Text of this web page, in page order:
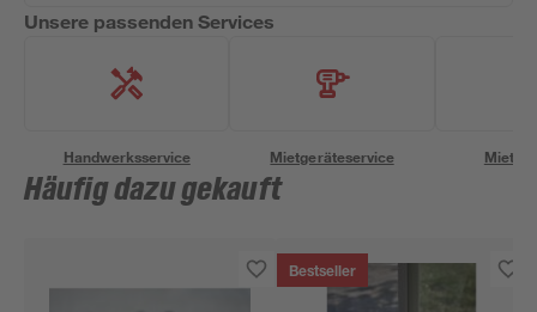
Unsere passenden Services
Handwerksservice Mietgeräteservice
Häufig dazu gekauft
Bestseller